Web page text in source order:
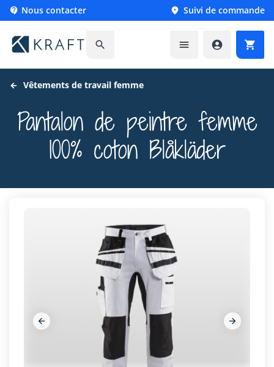
 Nous contacter  Suivi de commande
   
Vêtements de travail femme
Pantalon de peintre femme
100% coton Blåkläder
 
 